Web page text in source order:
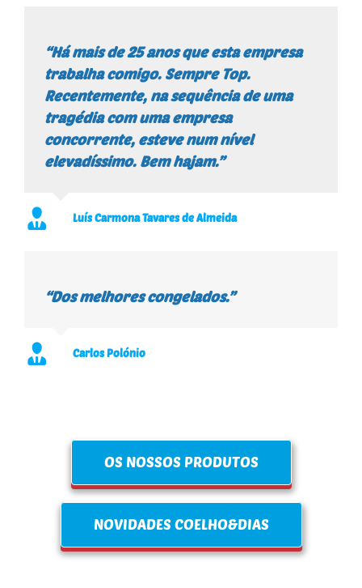
“Há mais de 25 anos que esta empresa
trabalha comigo. Sempre Top.
Recentemente, na sequência de uma
tragédia com uma empresa
concorrente, esteve num nível
elevadíssimo. Bem hajam.”
Luís Carmona Tavares de Almeida
“Dos melhores congelados.”
Carlos Polónio
OS NOSSOS PRODUTOS
NOVIDADES COELHO&DIAS